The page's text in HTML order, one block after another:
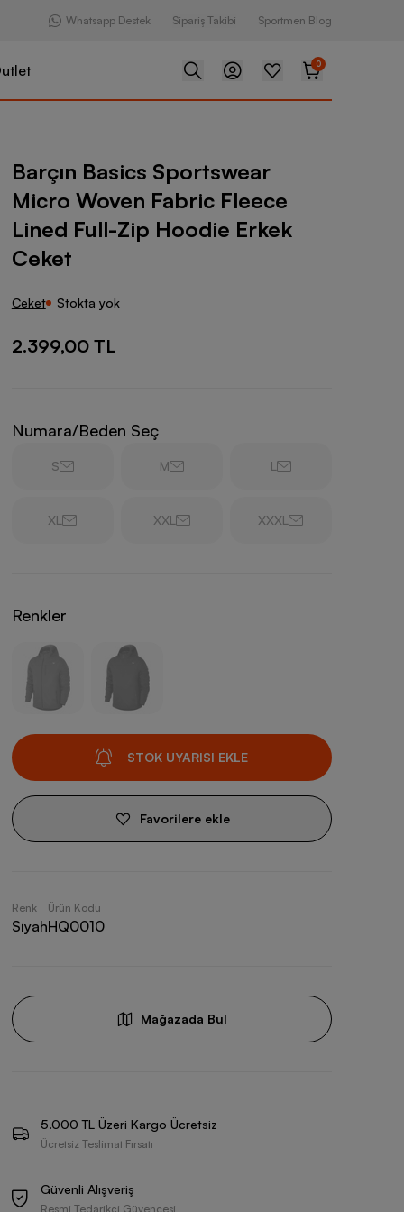
Whatsapp Destek Sipariş Takibi Sportmen Blog
0
Sportswear Micro Woven Fabric Fleece Lined Full-Zip Hoodie
Barçın Basics Sportswear
Micro Woven Fabric Fleece
Lined Full-Zip Hoodie Erkek
Ceket
Ceket Stokta yok
2.399,00 TL
Numara/Beden Seç
S M L
XL XXL XXXL
Renkler
STOK UYARISI EKLE
Favorilere ekle
Renk
Siyah
Ürün Kodu
HQ0010
Mağazada Bul
5.000 TL Üzeri Kargo Ücretsiz
Ücretsiz Teslimat Fırsatı
Güvenli Alışveriş
Resmi Tedarikçi Güvencesi